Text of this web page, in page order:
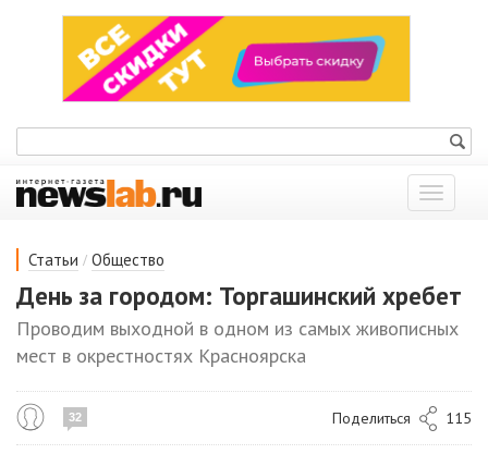
Показать
меню
Статьи / Общество
День за городом: Торгашинский хребет
Проводим выходной в одном из самых живописных
мест в окрестностях Красноярска
32 Поделиться 115